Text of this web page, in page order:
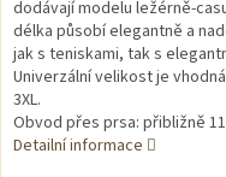
dodávají modelu ležérně-
délka působí elegantně a
jak s teniskami, tak s
Univerzální velikost je
3XL.
Obvod přes prsa: přibližně
Detailní informace